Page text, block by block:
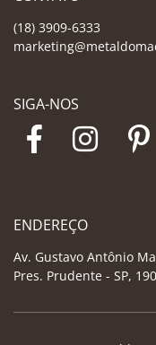
(18) 3909-6333
SIGA-NOS
ENDEREÇO
Av. Gustavo Antônio
Pres. Prudente - SP,